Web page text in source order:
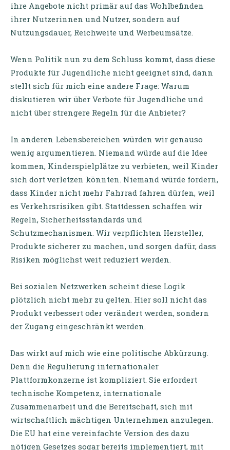
ihre Angebote nicht primär auf das Wohlbefinden
ihrer Nutzerinnen und Nutzer, sondern auf
Nutzungsdauer, Reichweite und Werbeumsätze.
Wenn Politik nun zu dem Schluss kommt, dass diese
Produkte für Jugendliche nicht geeignet sind, dann
stellt sich für mich eine andere Frage: Warum
diskutieren wir über Verbote für Jugendliche und
nicht über strengere Regeln für die Anbieter?
In anderen Lebensbereichen würden wir genauso
wenig argumentieren. Niemand würde auf die Idee
kommen, Kinderspielplätze zu verbieten, weil Kinder
sich dort verletzen könnten. Niemand würde fordern,
dass Kinder nicht mehr Fahrrad fahren dürfen, weil
es Verkehrsrisiken gibt. Stattdessen schaffen wir
Regeln, Sicherheitsstandards und
Schutzmechanismen. Wir verpflichten Hersteller,
Produkte sicherer zu machen, und sorgen dafür, dass
Risiken möglichst weit reduziert werden.
Bei sozialen Netzwerken scheint diese Logik
plötzlich nicht mehr zu gelten. Hier soll nicht das
Produkt verbessert oder verändert werden, sondern
der Zugang eingeschränkt werden.
Das wirkt auf mich wie eine politische Abkürzung.
Denn die Regulierung internationaler
Plattformkonzerne ist kompliziert. Sie erfordert
technische Kompetenz, internationale
Zusammenarbeit und die Bereitschaft, sich mit
wirtschaftlich mächtigen Unternehmen anzulegen.
Die EU hat eine vereinfachte Version des dazu
nötigen Gesetzes sogar bereits implementiert, mit